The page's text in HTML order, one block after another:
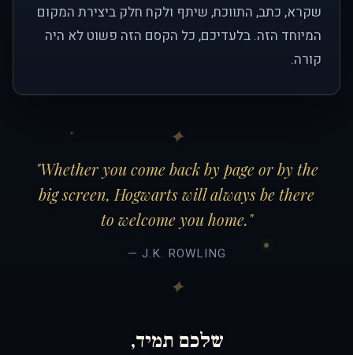
שקרא, כתב, התווכח, שיתף ולקח חלק ביצירת המקום
המיוחד הזה. בלעדיכם, כל הקסם הזה פשוט לא היה
קורה.
"Whether you come back by page or by the
big screen, Hogwarts will always be there
to welcome you home."
— J.K. ROWLING
שלכם תמיד,